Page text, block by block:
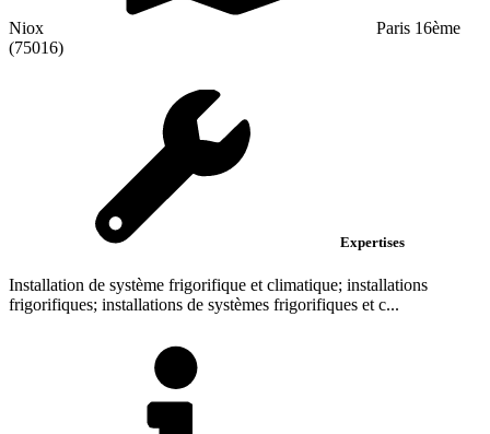
Niox
Paris 16ème
(75016)
Expertises
Installation de système frigorifique et climatique; installations
frigorifiques; installations de systèmes frigorifiques et c...